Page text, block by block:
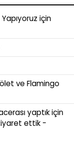
için
ve Flamingo
yaptıkiçin
ettik -